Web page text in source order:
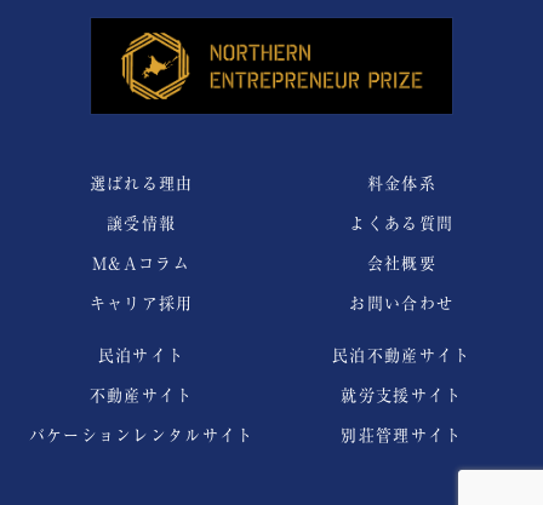
選ばれる理由 料金体系
譲受情報 よくある質問
M&Aコラム 会社概要
キャリア採用 お問い合わせ
民泊サイト 民泊不動産サイト
不動産サイト 就労支援サイト
バケーションレンタルサイト 別荘管理サイト